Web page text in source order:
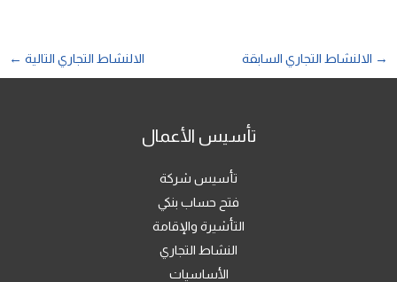
→ الالنشاط التجاري السابقة الالنشاط التجاري التالية ←
تأسيس الأعمال
تأسيس شركة
فتح حساب بنكي
التأشيرة والإقامة
النشاط التجاري
الأساسيات